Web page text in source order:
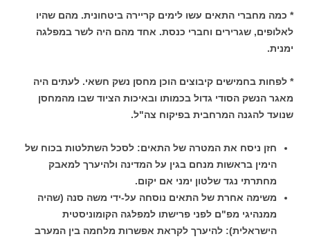
* כמה מחברי התאים עשו לימים קריירה ביטחונית. מהם שהיו
לאלופים, שגרירים וחברי כנסת. אחד מהם היה לשר במפלגה
ימנית.
* לפחות בחמישים קיבוצים הוכן מחסן נשק חשאי. לעתים היה
מאגר הנשק הסודי גדול בכמותו ובאיכות הציוד שבו מהמחסן
שנועד להגנה המרחבית בפיקוח צה"ל.
חזן ניסח את המטרה של התאים: לסכל השתלטות בכוח של
הימין בראשות מנחם בגין על המדינה ולהיערך למאבק
מחתרתי נגד שלטון ימני אם יקום.
משימה אחרת של התאים נוסחה על-ידי משה סנה (שהיה
ממנהיגי מפ"ם לפני פרישתו למפלגה הקומוניסטית
הישראלית): להיערך לקראת אפשרות מלחמה בין המערב